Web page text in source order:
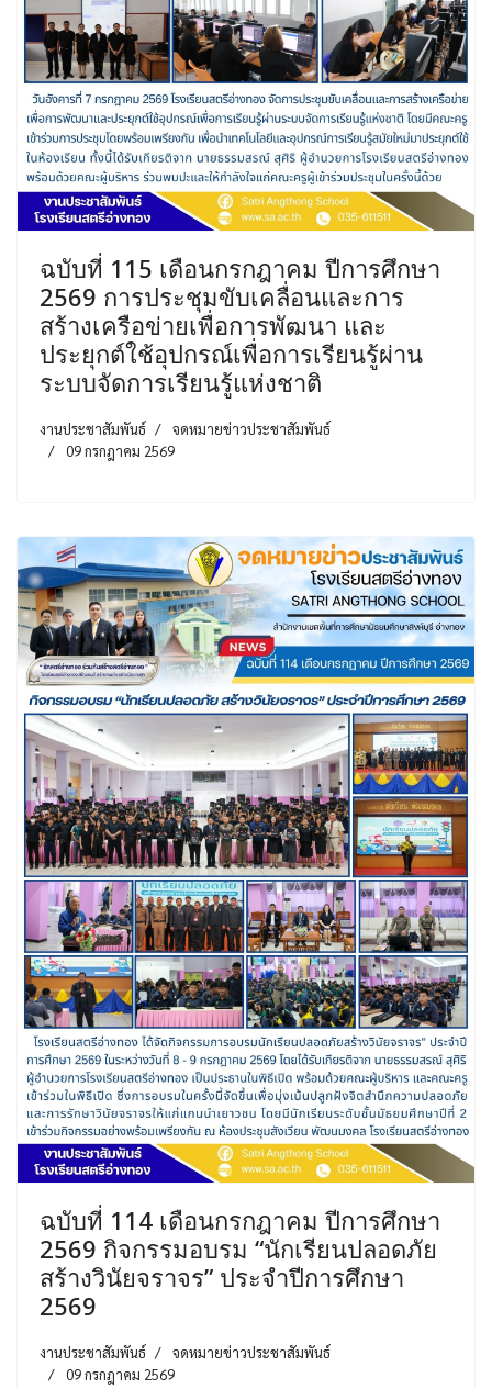
ฉบับที่ 115 เดือนกรกฎาคม ปีการศึกษา
2569 การประชุมขับเคลื่อนและการ
สร้างเครือข่ายเพื่อการพัฒนา และ
ประยุกต์ใช้อุปกรณ์เพื่อการเรียนรู้ผ่าน
ระบบจัดการเรียนรู้แห่งชาติ
งานประชาสัมพันธ์
จดหมายข่าวประชาสัมพันธ์
09 กรกฎาคม 2569
ฉบับที่ 114 เดือนกรกฎาคม ปีการศึกษา
2569 กิจกรรมอบรม “นักเรียนปลอดภัย
สร้างวินัยจราจร” ประจำปีการศึกษา
2569
งานประชาสัมพันธ์
จดหมายข่าวประชาสัมพันธ์
09 กรกฎาคม 2569